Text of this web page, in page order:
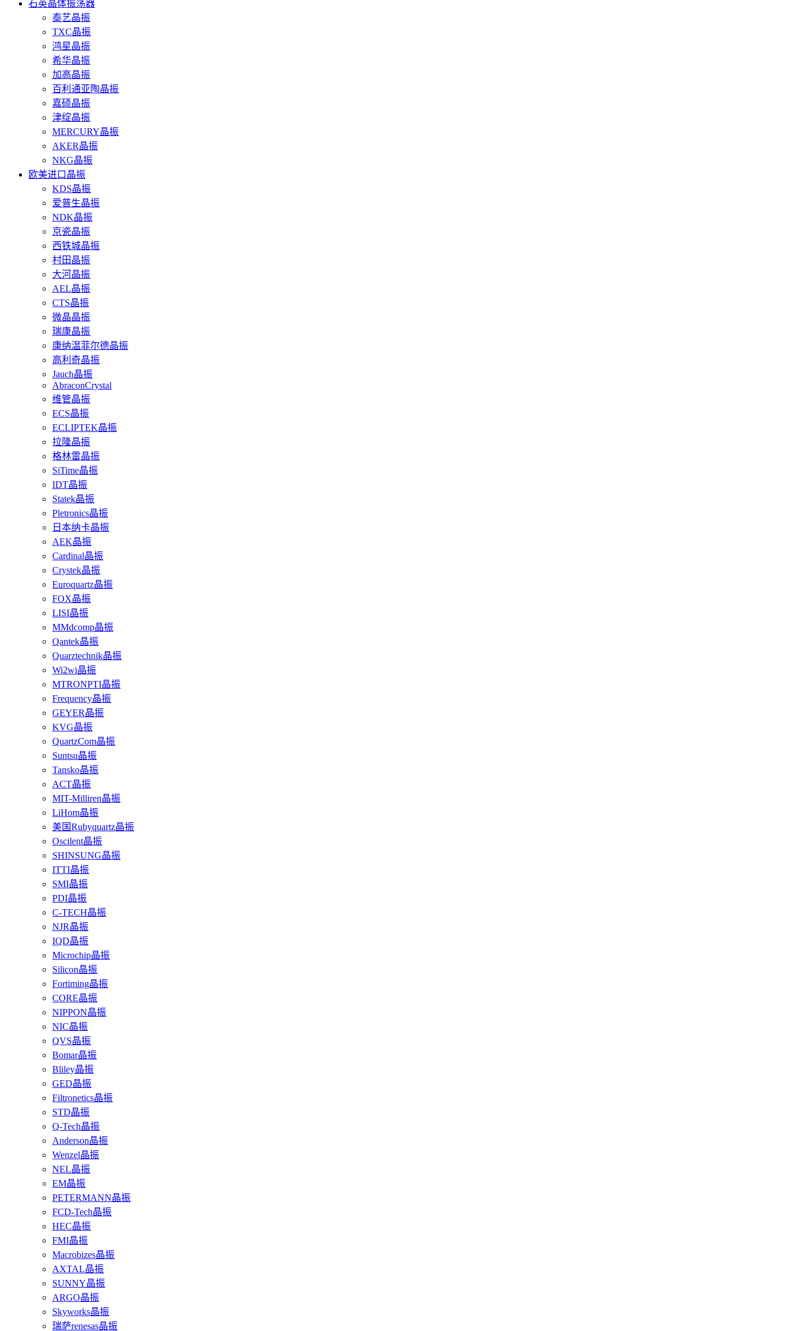
石英晶体振荡器
泰艺晶振
TXC晶振
鸿星晶振
希华晶振
加高晶振
百利通亚陶晶振
嘉硕晶振
津绽晶振
MERCURY晶振
AKER晶振
NKG晶振
欧美进口晶振
KDS晶振
爱普生晶振
NDK晶振
京瓷晶振
西铁城晶振
村田晶振
大河晶振
AEL晶振
CTS晶振
微晶晶振
瑞康晶振
康纳温菲尔德晶振
高利奇晶振
Jauch晶振
AbraconCrystal
维管晶振
ECS晶振
ECLIPTEK晶振
拉隆晶振
格林雷晶振
SiTime晶振
IDT晶振
Statek晶振
Pletronics晶振
日本纳卡晶振
AEK晶振
Cardinal晶振
Crystek晶振
Euroquartz晶振
FOX晶振
LISI晶振
MMdcomp晶振
Qantek晶振
Quarztechnik晶振
Wi2wi晶振
MTRONPTI晶振
Frequency晶振
GEYER晶振
KVG晶振
QuartzCom晶振
Suntsu晶振
Tansko晶振
ACT晶振
MIT-Milliren晶振
LiHom晶振
美国Rubyquartz晶振
Oscilent晶振
SHINSUNG晶振
ITTI晶振
SMI晶振
PDI晶振
C-TECH晶振
NJR晶振
IQD晶振
Microchip晶振
Silicon晶振
Fortiming晶振
CORE晶振
NIPPON晶振
NIC晶振
QVS晶振
Bomar晶振
Bliley晶振
GED晶振
Filtronetics晶振
STD晶振
Q-Tech晶振
Anderson晶振
Wenzel晶振
NEL晶振
EM晶振
PETERMANN晶振
FCD-Tech晶振
HEC晶振
FMI晶振
Macrobizes晶振
AXTAL晶振
SUNNY晶振
ARGO晶振
Skyworks晶振
瑞萨renesas晶振